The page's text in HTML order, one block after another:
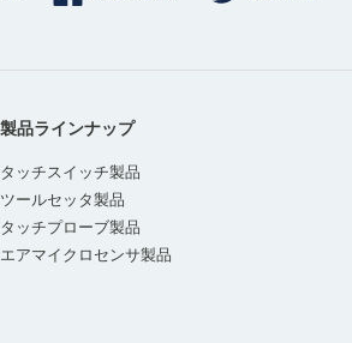
製品ラインナップ
タッチスイッチ製品
ツールセッタ製品
タッチプローブ製品
エアマイクロセンサ製品